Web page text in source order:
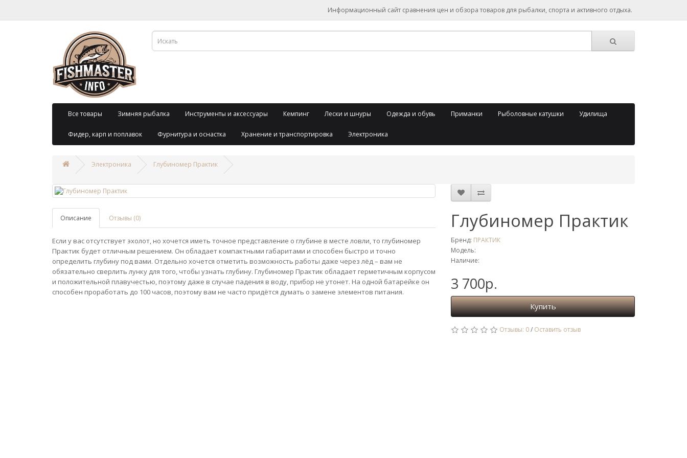
Информационный сайт сравнения цен и обзора товаров для рыбалки, спорта и активного отдыха.
Все товары Зимняя рыбалка Инструменты и аксессуары Кемпинг Лески и шнуры Одежда и обувь Приманки Рыболовные катушки Удилища
Фидер, карп и поплавок Фурнитура и оснастка Хранение и транспортировка Электроника
Электроника Глубиномер Практик
Описание Отзывы (0)
Если у вас отсутствует эхолот, но хочется иметь точное представление о глубине в месте ловли, то глубиномер
Практик будет отличным решением. Он обладает компактными габаритами и способен быстро и точно
определить глубину под вами. Отдельно хочется отметить возможность работы даже через лёд – вам не
обязательно сверлить лунку для того, чтобы узнать глубину. Глубиномер Практик обладает герметичным корпусом
и положительной плавучестью, поэтому даже в случае падения в воду, прибор не утонет. На одной батарейке он
способен проработать до 100 часов, поэтому вам не часто придётся думать о замене элементов питания.
Глубиномер Практик
Бренд: ПРАКТИК
Модель:
Наличие:
3 700р.
Купить
Отзывы: 0/ Оставить отзыв